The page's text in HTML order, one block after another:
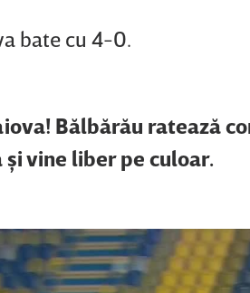
bate cu 4-0.
Bălbărău ratează
vine liber pe culoar.